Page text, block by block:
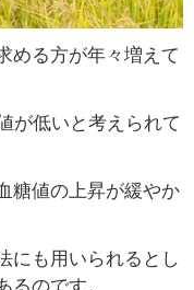
める方が年々増えて
が低いと考えられて
糖値の上昇が緩やか
にも用いられるとし